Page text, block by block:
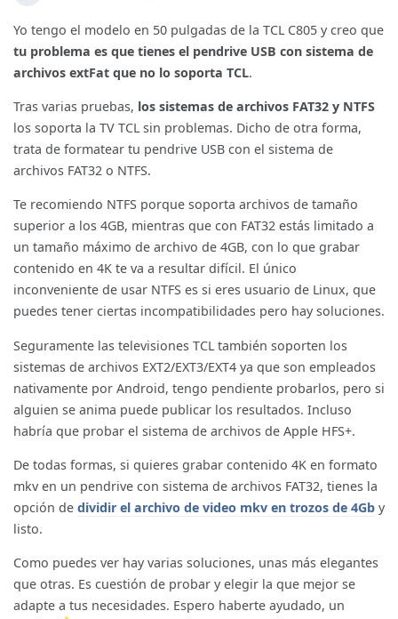
Yo tengo el modelo en 50 pulgadas de la TCL C805 y creo que
tu problema es que tienes el pendrive USB con sistema de
archivos extFat que no lo soporta TCL.
Tras varias pruebas, los sistemas de archivos FAT32 y NTFS
los soporta la TV TCL sin problemas. Dicho de otra forma,
trata de formatear tu pendrive USB con el sistema de
archivos FAT32 o NTFS.
Te recomiendo NTFS porque soporta archivos de tamaño
superior a los 4GB, mientras que con FAT32 estás limitado a
un tamaño máximo de archivo de 4GB, con lo que grabar
contenido en 4K te va a resultar difícil. El único
inconveniente de usar NTFS es si eres usuario de Linux, que
puedes tener ciertas incompatibilidades pero hay soluciones.
Seguramente las televisiones TCL también soporten los
sistemas de archivos EXT2/EXT3/EXT4 ya que son empleados
nativamente por Android, tengo pendiente probarlos, pero si
alguien se anima puede publicar los resultados. Incluso
habría que probar el sistema de archivos de Apple HFS+.
De todas formas, si quieres grabar contenido 4K en formato
mkv en un pendrive con sistema de archivos FAT32, tienes la
opción de dividir el archivo de video mkv en trozos de 4Gb y
listo.
Como puedes ver hay varias soluciones, unas más elegantes
que otras. Es cuestión de probar y elegir la que mejor se
adapte a tus necesidades. Espero haberte ayudado, un